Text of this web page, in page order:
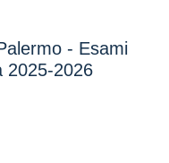
- Esami
2025-2026